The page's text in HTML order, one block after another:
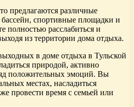
предлагаются различные
бассейн, спортивные площадки и
полностью расслабиться и
из территории дома отдыха.
в доме отдыха в Тульской
природой, активно
положительных эмоций. Вы
местах, насладиться
провести время с семьей или